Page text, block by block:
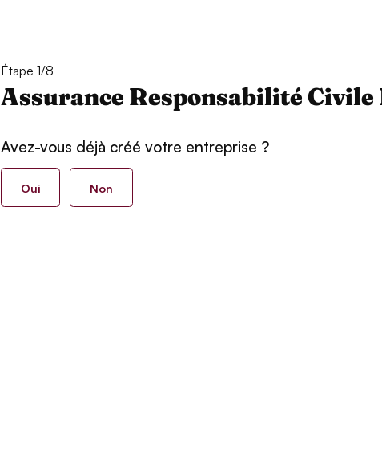
Étape 1/8
Assurance Responsabilité
Avez-vous déjà créé votre entreprise ?
Oui Non